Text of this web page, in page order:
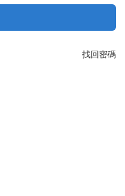
找回密碼